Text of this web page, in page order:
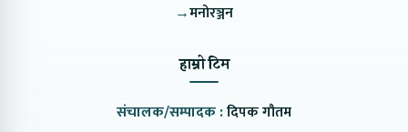
→मनोरञ्जन
हाम्रो टिम
संचालक/सम्पादक :दिपक गौतम